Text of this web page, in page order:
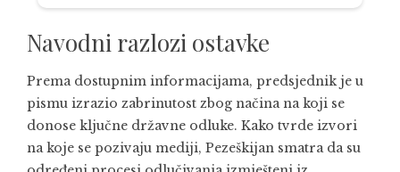
Navodni razlozi ostavke
Prema dostupnim informacijama, predsjednik je u
pismu izrazio zabrinutost zbog načina na koji se
donose ključne državne odluke. Kako tvrde izvori
na koje se pozivaju mediji, Pezeškijan smatra da su